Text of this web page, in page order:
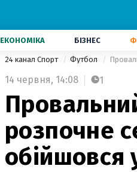
ЕКОНОМІКА БІЗНЕС
24 канал Спорт Футбол
14 червня, 14:08 1
розпочне
обійшовся